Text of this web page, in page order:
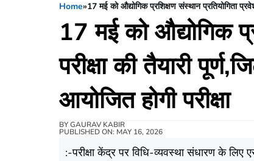
Home»17 मई को औद्योगिक प्रशिक्षण संस्थान प्रतियोगिता
17 मई को औद्योगिक
परीक्षा की तैयारी
आयोजित होगी परीक्षा
BYGAURAV KABIR
PUBLISHED ON: MAY 16, 2026
:-परीक्षा केंद्र पर विधि-व्यवस्था संधारण के